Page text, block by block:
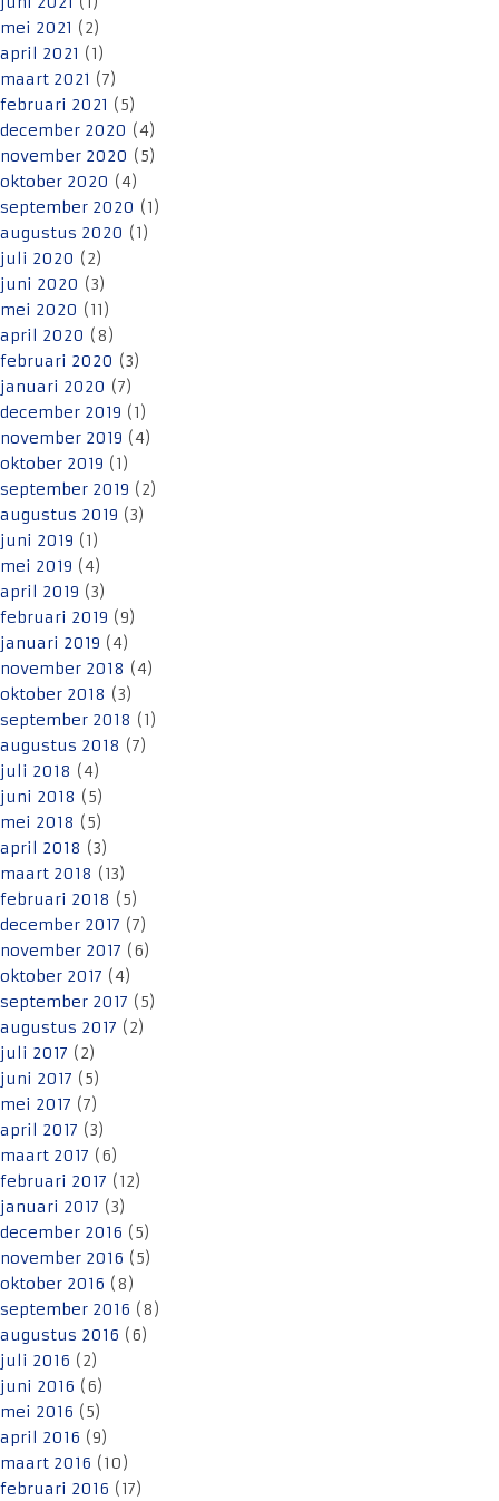
mei 2021 (2)
april 2021 (1)
maart 2021 (7)
februari 2021 (5)
december 2020 (4)
november 2020 (5)
oktober 2020 (4)
september 2020 (1)
augustus 2020 (1)
juli 2020 (2)
juni 2020 (3)
mei 2020 (11)
april 2020 (8)
februari 2020 (3)
januari 2020 (7)
december 2019 (1)
november 2019 (4)
oktober 2019 (1)
september 2019 (2)
augustus 2019 (3)
juni 2019 (1)
mei 2019 (4)
april 2019 (3)
februari 2019 (9)
januari 2019 (4)
november 2018 (4)
oktober 2018 (3)
september 2018 (1)
augustus 2018 (7)
juli 2018 (4)
juni 2018 (5)
mei 2018 (5)
april 2018 (3)
maart 2018 (13)
februari 2018 (5)
december 2017 (7)
november 2017 (6)
oktober 2017 (4)
september 2017 (5)
augustus 2017 (2)
juli 2017 (2)
juni 2017 (5)
mei 2017 (7)
april 2017 (3)
maart 2017 (6)
februari 2017 (12)
januari 2017 (3)
december 2016 (5)
november 2016 (5)
oktober 2016 (8)
september 2016 (8)
augustus 2016 (6)
juli 2016 (2)
juni 2016 (6)
mei 2016 (5)
april 2016 (9)
maart 2016 (10)
februari 2016 (17)